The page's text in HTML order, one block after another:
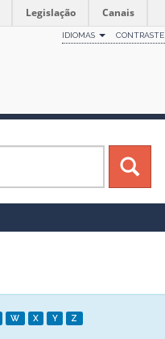
Legislação Canais
IDIOMAS CONTRASTE
W X Y Z